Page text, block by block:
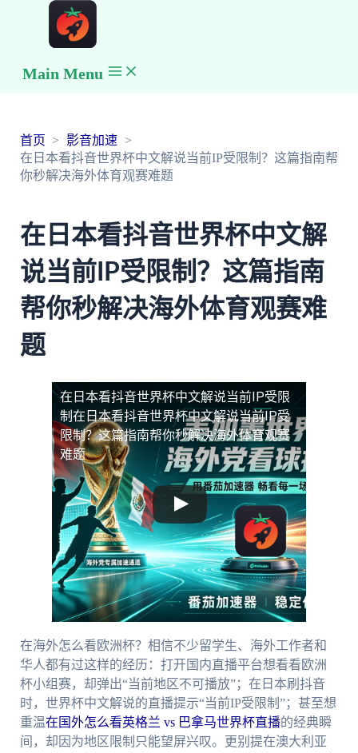
Main Menu
首页
影音加速
在日本看抖音世界杯中文解说当前IP受限制？这篇指南帮
你秒解决海外体育观赛难题
在日本看抖音世界杯中文解
说当前IP受限制？这篇指南
帮你秒解决海外体育观赛难
题
在日本看抖音世界杯中文解说当前IP受限
制 在日本看抖音世界杯中文解说当前IP受
限制？这篇指南帮你秒解决海外体育观赛
难题
在海外怎么看欧洲杯？相信不少留学生、海外工作者和
华人都有过这样的经历：打开国内直播平台想看看欧洲
杯小组赛，却弹出“当前地区不可播放”；在日本刷抖音
时，世界杯中文解说的直播提示“当前IP受限制”；甚至想
重温在国外怎么看英格兰 vs 巴拿马世界杯直播的经典瞬
间，却因为地区限制只能望屏兴叹。更别提在澳大利亚